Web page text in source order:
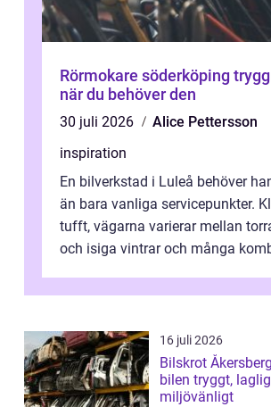
Rörmokare söderköping trygg vvs-hjälp
när du behöver den
30 juli 2026
Alice Pettersson
inspiration
En bilverkstad i Luleå behöver
än bara vanliga servicepunkter.
tufft, vägarna varierar mellan
och isiga vintrar och många
16 juli 2026
Bilskrot Åkersberga så
bilen tryggt,
miljövänligt